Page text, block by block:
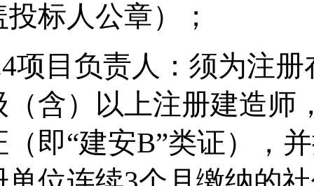
投标人公章）
；
项目负责人：须为注
（含）以上注册建造师
（即“建安B”类证），